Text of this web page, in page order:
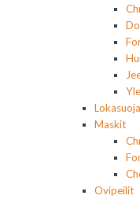
Maskit
Ovipeilit